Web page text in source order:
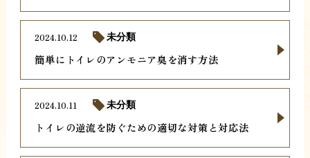
簡単にトイレのアンモニア臭を消す方法
2024.10.12 未分類
トイレの逆流を防ぐための適切な対策と対応法
2024.10.11 未分類